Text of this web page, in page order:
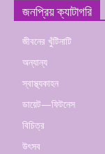
জনপ্রিয় ক্যাটাগরি
জীবনের খুঁটিনাটি
অন্যান্য
স্বাস্থ্যকাহন
ডায়েট—ফিটনেস
বিচিত্র
উৎসব